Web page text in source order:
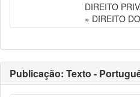
DIREITO
» DIREITO
Publicação: Texto -